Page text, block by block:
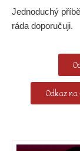
Jednoduchý
ráda doporučuji.
Odkaz na